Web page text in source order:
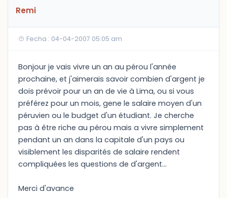
Remi
Fecha : 04-04-2007 05:05 am
Bonjour je vais vivre un an au pérou l'année
prochaine, et j'aimerais savoir combien d'argent je
dois prévoir pour un an de vie à Lima, ou si vous
préférez pour un mois, gene le salaire moyen d'un
péruvien ou le budget d'un étudiant. Je cherche
pas à être riche au pérou mais a vivre simplement
pendant un an dans la capitale d'un pays ou
visiblement les disparités de salaire rendent
compliquées les questions de d'argent...
Merci d'avance